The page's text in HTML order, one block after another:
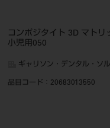
コンポジタイト 3D マトリ
小児用050
ギャリソン・デンタル・ソ
品目コード ：20683013550